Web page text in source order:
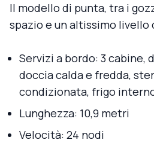
Il modello di punta, tra i
spazio e un altissimo
Servizi a bordo: 3 cabine,
doccia calda e fredda,
condizionata, frigo
Lunghezza: 10,9 metri
Velocità: 24 nodi